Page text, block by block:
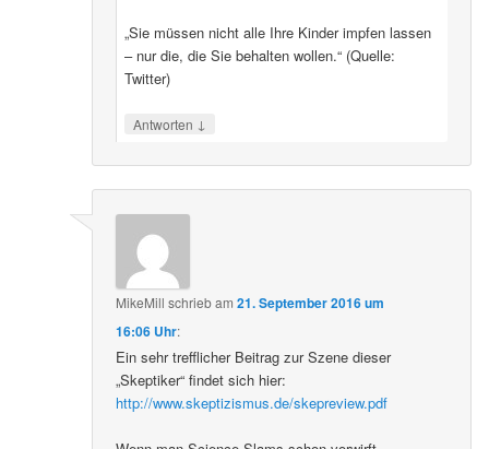
„Sie müssen nicht alle Ihre Kinder impfen lassen
– nur die, die Sie behalten wollen.“ (Quelle:
Twitter)
Antworten ↓
MikeMill schriebam21. September 2016 um
16:06 Uhr:
Ein sehr trefflicher Beitrag zur Szene dieser
„Skeptiker“ findet sich hier:
http://www.skeptizismus.de/skepreview.pdf